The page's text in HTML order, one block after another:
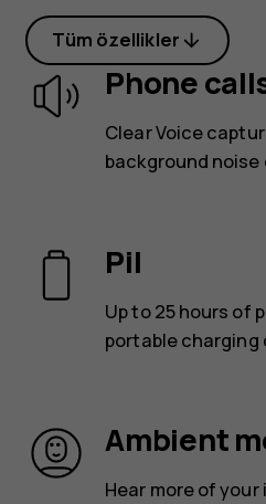
Tüm özellikler
Phone
Clear Voice
background noise
Pil
Up to 25 hours of
portable charging
Ambient
Hear more of